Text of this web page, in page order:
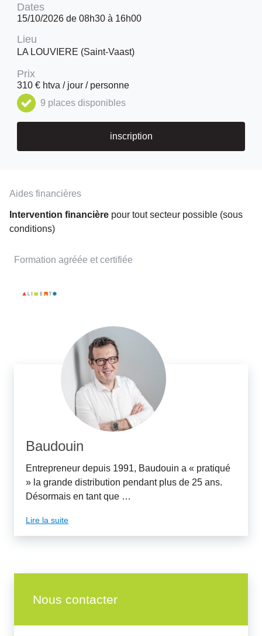
Dates
15/10/2026 de 08h30 à 16h00
Lieu
LA LOUVIERE (Saint-Vaast)
Prix
310 € htva / jour / personne
9 places disponibles
inscription
Aides financières
Intervention financière pour tout secteur possible (sous
conditions)
Formation agréée et certifiée
Baudouin
Entrepreneur depuis 1991, Baudouin a « pratiqué
» la grande distribution pendant plus de 25 ans.
Désormais en tant que …
Lire la suite
Nous contacter